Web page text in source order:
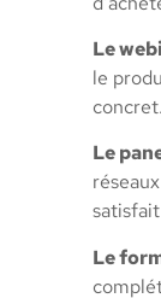
Le
le
Le
Le